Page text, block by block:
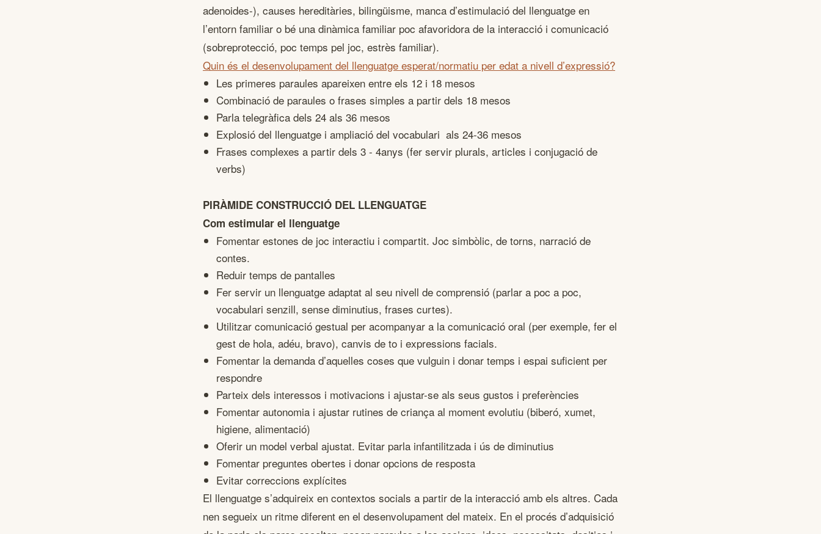
adenoides-), causes hereditàries, bilingüisme, manca d’estimulació del llenguatge en
l’entorn familiar o bé una dinàmica familiar poc afavoridora de la interacció i comunicació
(sobreprotecció, poc temps pel joc, estrès familiar).
Quin és el desenvolupament del llenguatge esperat/normatiu per edat a nivell d’expressió?
Les primeres paraules apareixen entre els 12 i 18 mesos
Combinació de paraules o frases simples a partir dels 18 mesos
Parla telegràfica dels 24 als 36 mesos
Explosió del llenguatge i ampliació del vocabulari als 24-36 mesos
Frases complexes a partir dels 3 - 4anys (fer servir plurals, articles i conjugació de
verbs)
PIRÀMIDE CONSTRUCCIÓ DEL LLENGUATGE
Com estimular el llenguatge
Fomentar estones de joc interactiu i compartit. Joc simbòlic, de torns, narració de
contes.
Reduir temps de pantalles
Fer servir un llenguatge adaptat al seu nivell de comprensió (parlar a poc a poc,
vocabulari senzill, sense diminutius, frases curtes).
Utilitzar comunicació gestual per acompanyar a la comunicació oral (per exemple, fer el
gest de hola, adéu, bravo), canvis de to i expressions facials.
Fomentar la demanda d’aquelles coses que vulguin i donar temps i espai suficient per
respondre
Parteix dels interessos i motivacions i ajustar-se als seus gustos i preferències
Fomentar autonomia i ajustar rutines de criança al moment evolutiu (biberó, xumet,
higiene, alimentació)
Oferir un model verbal ajustat. Evitar parla infantilitzada i ús de diminutius
Fomentar preguntes obertes i donar opcions de resposta
Evitar correccions explícites
El llenguatge s’adquireix en contextos socials a partir de la interacció amb els altres. Cada
nen segueix un ritme diferent en el desenvolupament del mateix. En el procés d’adquisició